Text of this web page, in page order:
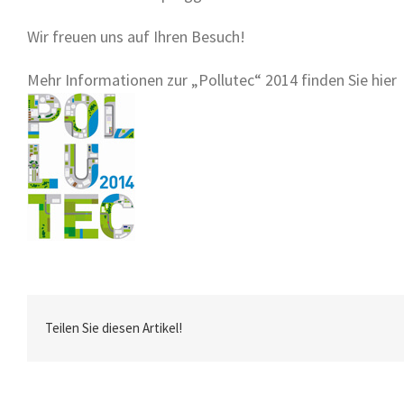
Wir freuen uns auf Ihren Besuch!
Mehr Informationen zur „Pollutec“ 2014 finden Sie hier
Teilen Sie diesen Artikel!